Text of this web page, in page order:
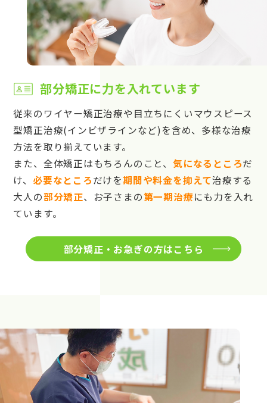
部分矯正に力を入れています
従来のワイヤー矯正治療や目立ちにくいマウスピース
型矯正治療(インビザラインなど)を含め、多様な治療
方法を取り揃えています。
また、全体矯正はもちろんのこと、 気になるところだ
け、 必要なところだけを期間や料金を抑えて治療する
大人の部分矯正、お子さまの第一期治療にも力を入れ
ています。
部分矯正・お急ぎの方はこちら